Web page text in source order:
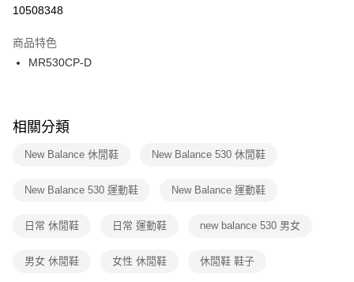
１．於結帳方式選擇「AFTEE先享後付」後，將跳轉至「AFTEE先享後付」
２．訂單成立數日內，您將收到繳費通知簡訊。
３．收到繳費通知簡訊後14天內，點擊此簡訊中的連結，可透過四大超商／
ATM／網路銀行／等多元方式進行付款，方視為交易完成。
※ 交易是否成功請以「AFTEE先享後付 」之結帳頁面顯示為準，若有關於
是否繳費成功／繳費後需取消欲退款等相關疑問，請聯繫「AFTEE先享後付
客戶支援中心」 https://netprotections.freshdesk.com/support/home
１．透過由恩沛科技股份有限公司提供之「AFTEE先享後付」服務完成之交
權轉讓予恩沛科技股份有限公司。
３．未成年的使用者請事先徵得法定代理人或監護人之同意方可使用
每筆NT$100，滿NT$1,500(含以上)免運費
付款後門市自取
每筆NT$100，滿NT$1,500(含以上)免運費
10508348
商品特色
MR530CP-D
相關分類
New Balance 休閒鞋 New Balance 530 休閒鞋
New Balance 530 運動鞋 New Balance 運動鞋
日常 休閒鞋 日常 運動鞋 new balance 530 男女
男女 休閒鞋 女性 休閒鞋 休閒鞋 鞋子